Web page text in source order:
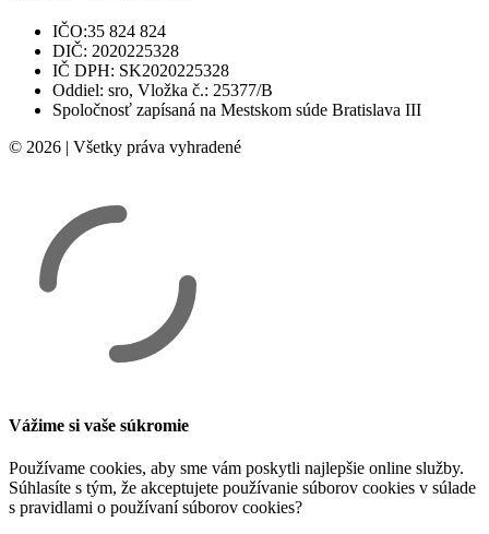
IČO:35 824 824
DIČ: 2020225328
IČ DPH: SK2020225328
Oddiel: sro, Vložka č.: 25377/B
Spoločnosť zapísaná na Mestskom súde Bratislava III
© 2026 | Všetky práva vyhradené
Vážime si vaše súkromie
Používame cookies, aby sme vám poskytli najlepšie online služby.
Súhlasíte s tým, že akceptujete používanie súborov cookies v súlade
s pravidlami o používaní súborov cookies?